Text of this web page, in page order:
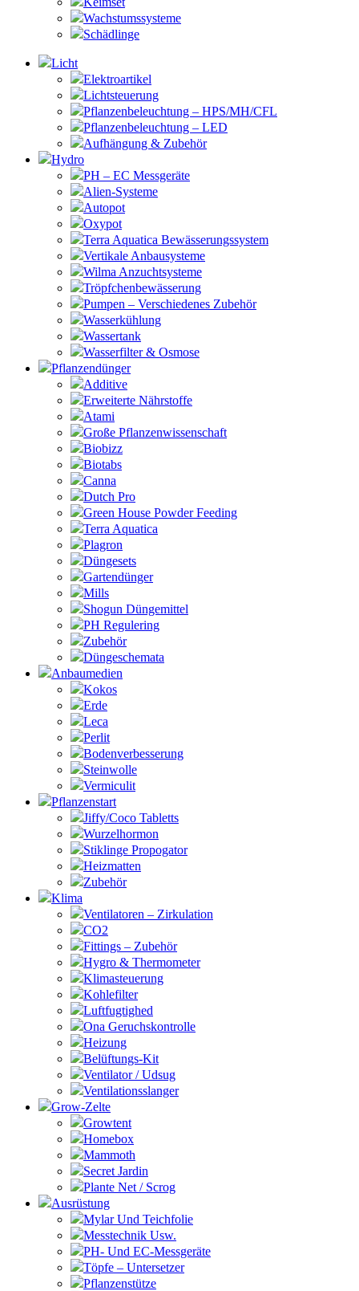
Wachstumssysteme
Schädlinge
Licht
Elektroartikel
Lichtsteuerung
Pflanzenbeleuchtung – HPS/MH/CFL
Pflanzenbeleuchtung – LED
Aufhängung & Zubehör
Hydro
PH – EC Messgeräte
Alien-Systeme
Autopot
Oxypot
Terra Aquatica Bewässerungssystem
Vertikale Anbausysteme
Wilma Anzuchtsysteme
Tröpfchenbewässerung
Pumpen – Verschiedenes Zubehör
Wasserkühlung
Wassertank
Wasserfilter & Osmose
Pflanzendünger
Additive
Erweiterte Nährstoffe
Atami
Große Pflanzenwissenschaft
Biobizz
Biotabs
Canna
Dutch Pro
Green House Powder Feeding
Terra Aquatica
Plagron
Düngesets
Gartendünger
Mills
Shogun Düngemittel
PH Regulering
Zubehör
Düngeschemata
Anbaumedien
Kokos
Erde
Leca
Perlit
Bodenverbesserung
Steinwolle
Vermiculit
Pflanzenstart
Jiffy/Coco Tabletts
Wurzelhormon
Stiklinge Propogator
Heizmatten
Zubehör
Klima
Ventilatoren – Zirkulation
CO2
Fittings – Zubehör
Hygro & Thermometer
Klimasteuerung
Kohlefilter
Luftfugtighed
Ona Geruchskontrolle
Heizung
Belüftungs-Kit
Ventilator / Udsug
Ventilationsslanger
Grow-Zelte
Growtent
Homebox
Mammoth
Secret Jardin
Plante Net / Scrog
Ausrüstung
Mylar Und Teichfolie
Messtechnik Usw.
PH- Und EC-Messgeräte
Töpfe – Untersetzer
Pflanzenstütze